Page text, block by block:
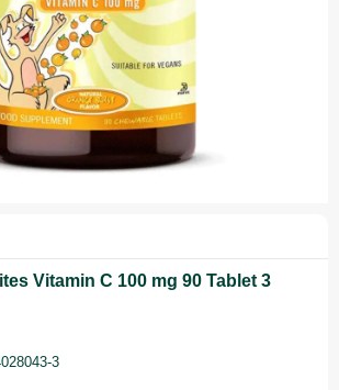
Vitamin C 100 mg 90 Tablet 3
3